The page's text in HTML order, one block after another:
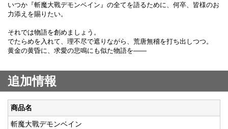
いつか『斬魔大戰デモンベイン』の全てを語るために、何卒、皆様のお
力添えを賜りたい。
それでは物語を創めましょう。
でたらめを入れて、理不尽で遮りながら、荒唐無稽を打ち出しつつ。
黄金の黄昏に、求愛の悲鳴にも似た物語を――
追加情報
商品名
斬魔大戰デモンベイン